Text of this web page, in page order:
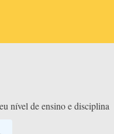
nível de ensino e disciplina